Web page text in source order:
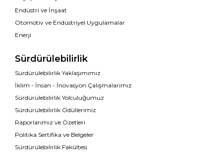
Endüstri ve İnşaat
Otomotiv ve Endüstriyel Uygulamalar
Enerji
Sürdürülebilirlik
Sürdürülebilirlik Yaklaşımımız
İklim - İnsan - İnovasyon Çalışmalarımız
Sürdürülebilirlik Yolculuğumuz
Sürdürülebilirlik Ödüllerimiz
Raporlarımız ve Özetleri
Politika Sertifika ve Belgeler
Sürdürülebilirlik Fakültesi